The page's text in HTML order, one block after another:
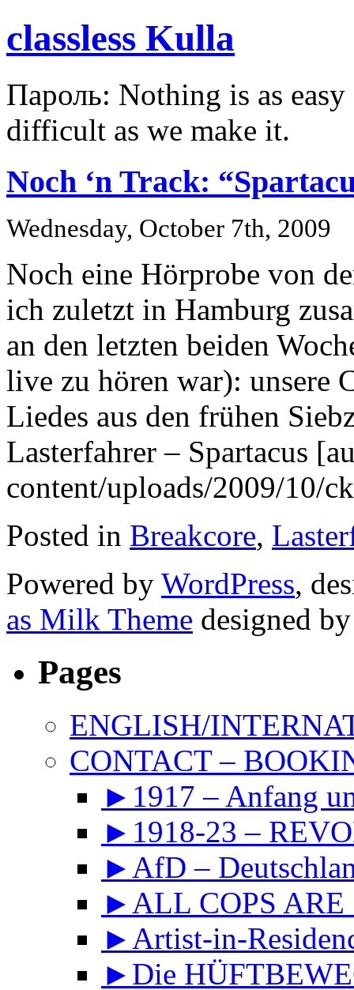
classless Kulla
Пароль: Nothing is as
difficult as we make it.
Noch ‘n Track:
Wednesday, October 7th, 2009
Noch eine Hörprobe von
ich zuletzt in Hamburg
an den letzten beiden
live zu hören war): unsere
Liedes aus den frühen
Lasterfahrer – Spartacus
content/uploads/2009/10/
Posted in Breakcore,
Powered by WordPress,
as Milk Theme designed
Pages
ENGLISH/
CONTACT –
►1917 – Anfang
►1918-23 –
►AfD –
►ALL COPS ARE
►Artist-in-
►Die